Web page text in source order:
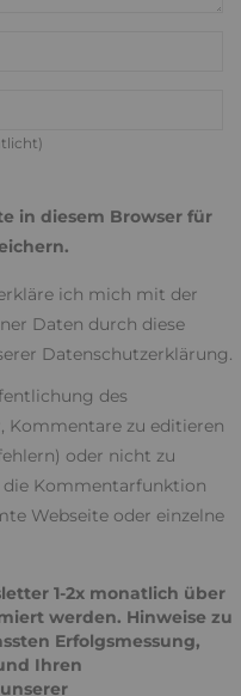
in diesem Browser für
ich mich mit der
Daten durch diese
Datenschutzerklärung
des
Kommentare zu editieren
oder nicht zu
Kommentarfunktion
Webseite oder einzelne
1-2x monatlich über
werden. Hinweise zu
Erfolgsmessung,
Ihren